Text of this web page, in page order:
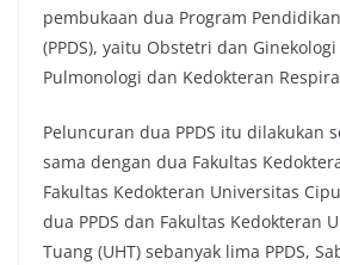
pembukaan dua Program
(PPDS), yaitu Obstetri dan
Pulmonologi dan Kedokteran
Peluncuran dua PPDS itu dilakukan
sama dengan dua Fakultas
Fakultas Kedokteran Universitas
dua PPDS dan Fakultas Kedokteran
Tuang (UHT) sebanyak lima PPDS,